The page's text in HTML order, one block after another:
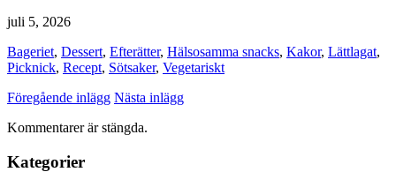
juli 5, 2026
Bageriet, Dessert, Efterätter, Hälsosamma snacks, Kakor, Lättlagat,
Picknick, Recept, Sötsaker, Vegetariskt
Föregående inlägg Nästa inlägg
Kommentarer är stängda.
Kategorier